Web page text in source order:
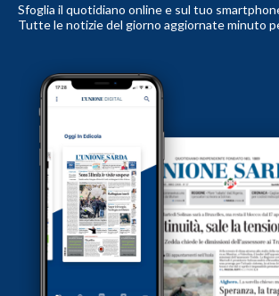
Sfoglia il quotidiano online e sul tuo
Tutte le notizie del giorno aggiornate minuto